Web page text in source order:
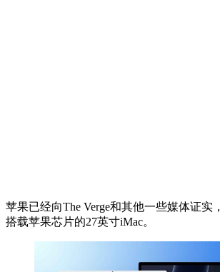
苹果已经向The Verge和其他一些媒体证实
搭载苹果芯片的27英寸iMac。